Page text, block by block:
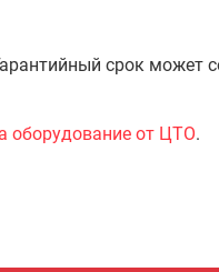
срок может
оборудование от ЦТО.